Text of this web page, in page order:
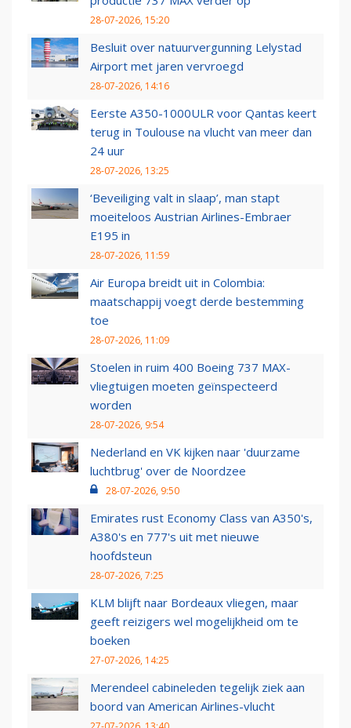
28-07-2026, 15:20
Besluit over natuurvergunning Lelystad
Airport met jaren vervroegd
28-07-2026, 14:16
Eerste A350-1000ULR voor Qantas keert
terug in Toulouse na vlucht van meer dan
24 uur
28-07-2026, 13:25
‘Beveiliging valt in slaap’, man stapt
moeiteloos Austrian Airlines-Embraer
E195 in
28-07-2026, 11:59
Air Europa breidt uit in Colombia:
maatschappij voegt derde bestemming
toe
28-07-2026, 11:09
Stoelen in ruim 400 Boeing 737 MAX-
vliegtuigen moeten geïnspecteerd
worden
28-07-2026, 9:54
Nederland en VK kijken naar 'duurzame
luchtbrug' over de Noordzee
28-07-2026, 9:50
Emirates rust Economy Class van A350's,
A380's en 777's uit met nieuwe
hoofdsteun
28-07-2026, 7:25
KLM blijft naar Bordeaux vliegen, maar
geeft reizigers wel mogelijkheid om te
boeken
27-07-2026, 14:25
Merendeel cabineleden tegelijk ziek aan
boord van American Airlines-vlucht